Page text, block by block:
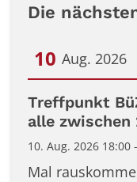
Die
10 Aug. 2026
Datum: 10.
Treffpunkt
alle zwischen
10. Aug. 2026 18:00
Mal